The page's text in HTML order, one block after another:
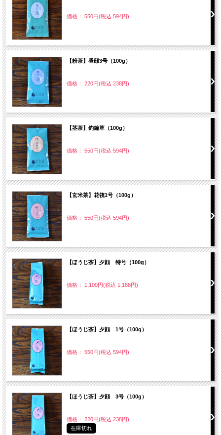
価格： 550円(税込 594円)
【粉茶】昼顔3号（100g）
価格： 220円(税込 238円)
【茎茶】釣鐘草（100g）
価格： 550円(税込 594円)
【玄米茶】花筏1号（100g）
価格： 550円(税込 594円)
【ほうじ茶】夕顔 特号（100g）
価格： 1,100円(税込 1,188円)
【ほうじ茶】夕顔 1号（100g）
価格： 550円(税込 594円)
【ほうじ茶】夕顔 3号（100g）
価格： 220円(税込 238円)
在庫切れ